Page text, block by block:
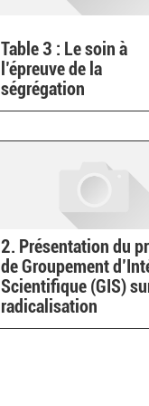
Table 3 : Le soin à
l’épreuve de la
ségrégation
2. Présentation du
de Groupement
Scientifique (GIS)
radicalisation